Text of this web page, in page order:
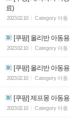
료)
2023.02.10 Category 아동
[쿠팡] 올리반 아동
2023.02.10 Category 아동
[쿠팡] 올리반 아동
2023.02.10 Category 아동
[쿠팡] 제프몽 아동
2023.02.10 Category 아동